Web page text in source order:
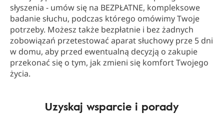
słyszenia - umów się na BEZPŁATNE, kompleksowe
badanie słuchu, podczas którego omówimy Twoje
potrzeby. Możesz także bezpłatnie i bez żadnych
zobowiązań przetestować aparat słuchowy prze 5 dni
w domu, aby przed ewentualną decyzją o zakupie
przekonać się o tym, jak zmieni się komfort Twojego
życia.
Uzyskaj wsparcie i porady